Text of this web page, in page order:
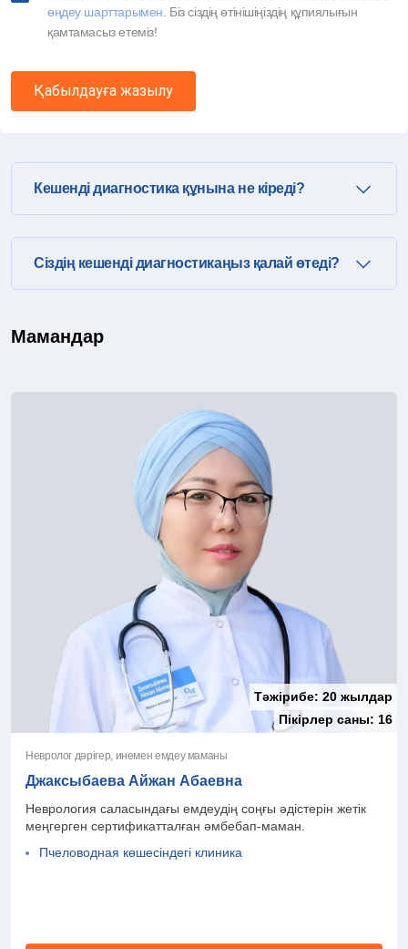
өңдеу шарттарымен . Біз сіздің өтінішіңіздің құпиялығын
қамтамасыз етеміз!
Қабылдауға жазылу
Кешенді диагностика құнына не кіреді?
Сіздің кешенді диагностикаңыз қалай өтеді?
Мамандар
Тәжірибе: 20 жылдар
Пікірлер саны: 16
Невролог дәрігер, инемен емдеу маманы
Джаксыбаева Айжан Абаевна
Неврология саласындағы емдеудің соңғы әдістерін жетік
меңгерген сертификатталған әмбебап-маман.
Пчеловодная көшесіндегі клиника